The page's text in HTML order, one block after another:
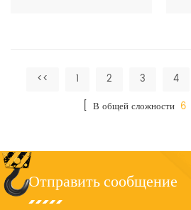
<< 1 2 3 4
[ В общей сложности 6
Отправить сообщение